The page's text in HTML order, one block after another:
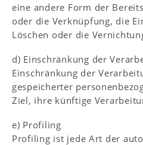
eine andere Form der
oder die Verknüpfung, die
Löschen oder die
d) Einschränkung der
Einschränkung der
gespeicherter
Ziel, ihre künftige
e) Profiling
Profiling ist jede Art der